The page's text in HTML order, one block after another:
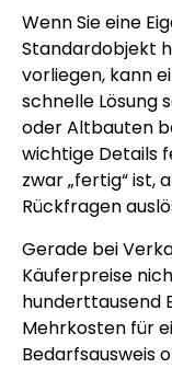
Wenn Sie eine
Standardobjekt
vorliegen, kann
schnelle Lösung
oder Altbauten
wichtige Details
zwar „fertig“ ist,
Rückfragen
Gerade bei
Käuferpreise
hunderttausend
Mehrkosten für
Bedarfsausweis